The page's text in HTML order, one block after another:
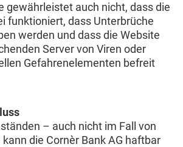
gewährleistet auch nicht, dass die
funktioniert, dass Unterbrüche
werden und dass die Website
Server von Viren oder
Gefahrenelementen befreit
– auch nicht im Fall von
die Cornèr Bank AG haftbar